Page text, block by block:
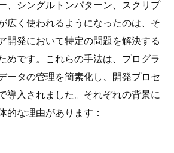
、シングルトンパターン、スクリプ
広く使われるようになったのは、そ
開発において特定の問題を解決する
めです。これらの手法は、プログラ
ータの管理を簡素化し、開発プロセ
導入されました。それぞれの背景に
的な理由があります：